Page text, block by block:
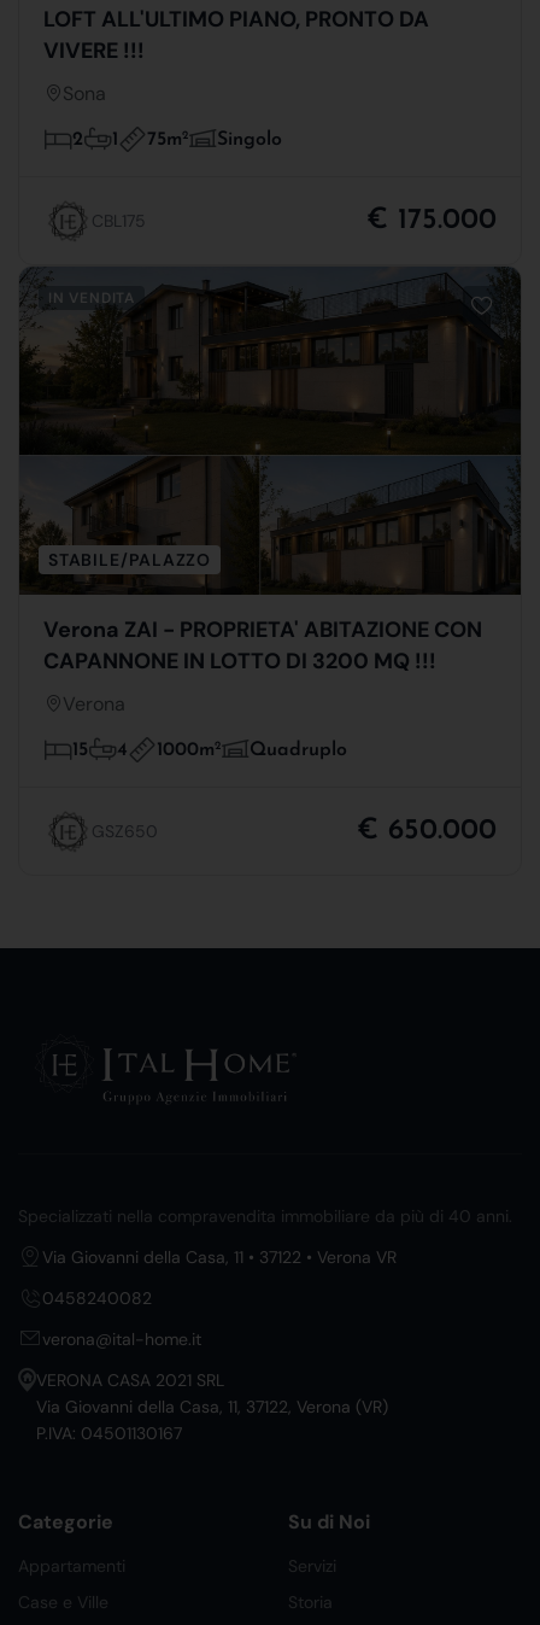
LOFT ALL'ULTIMO PIANO, PRONTO DA
VIVERE !!!
Sona
2 1 75m2 Singolo
CBL175 € 175.000
IN VENDITA
STABILE/PALAZZO
Verona ZAI - PROPRIETA' ABITAZIONE CON
CAPANNONE IN LOTTO DI 3200 MQ !!!
Verona
15 4 1000m2 Quadruplo
GSZ650 € 650.000
Specializzati nella compravendita immobiliare da più di 40 anni.
Via Giovanni della Casa, 11 • 37122 • Verona VR
0458240082
verona@ital-home.it
VERONA CASA 2021 SRL
Via Giovanni della Casa, 11, 37122, Verona (VR)
P.IVA: 04501130167
Categorie
Appartamenti
Case e Ville
Su di Noi
Servizi
Storia